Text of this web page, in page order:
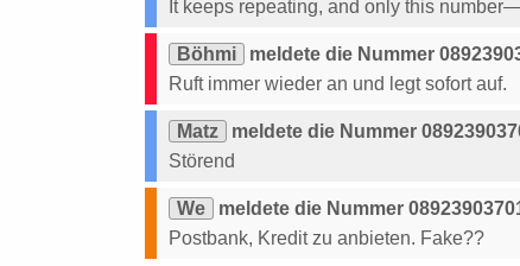
It keeps repeating, and only this
Böhmi
meldete die Nummer
Ruft immer wieder an und legt sofort auf.
Matz
meldete die Nummer
Störend
We
meldete die Nummer
Postbank, Kredit zu anbieten. Fake??